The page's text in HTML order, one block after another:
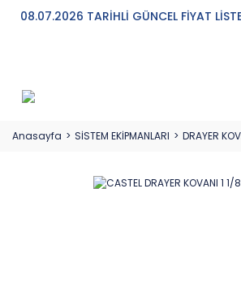
08.07.2026 TARİHLİ GÜNCEL FİYAT
Anasayfa SİSTEM EKİPMANLARI DRAYER